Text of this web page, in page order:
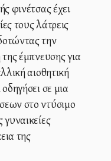
φινέτσας έχει
τους λάτρεις
την
έμπνευσης για
αισθητική
σε μια
στο ντύσιμο
της